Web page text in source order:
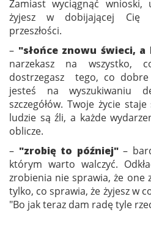
Zamiast wyciągnąć wnioski,
żyjesz w dobijającej Cię
przeszłości.
– "słońce znowu świeci,
narzekasz na wszystko,
dostrzegasz tego, co dobre
jesteś na wyszukiwaniu
szczegółów. Twoje życie
ludzie są źli, a każde
oblicze.
– "zrobię to później"–
którym warto walczyć.
zrobienia nie sprawia, że one
tylko, co sprawia, że żyjesz w
"Bo jak teraz dam radę tyle